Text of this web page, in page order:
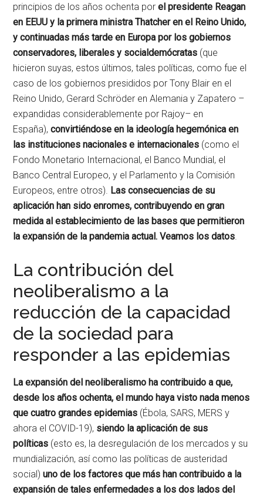
principios de los años ochenta porel presidente Reagan
en EEUU y la primera ministra Thatcher en el Reino Unido,
y continuadas más tarde en Europa por los gobiernos
conservadores, liberales y socialdemócratas (que
hicieron suyas, estos últimos, tales políticas, como fue el
caso de los gobiernos presididos por Tony Blair en el
Reino Unido, Gerard Schröder en Alemania y Zapatero –
expandidas considerablemente por Rajoy– en
España),convirtiéndose en la ideología hegemónica en
las instituciones nacionales e internacionales (como el
Fondo Monetario Internacional, el Banco Mundial, el
Banco Central Europeo, y el Parlamento y la Comisión
Europeos, entre otros). Las consecuencias de su
aplicación han sido enromes, contribuyendo en gran
medida al establecimiento de las bases que permitieron
la expansión de la pandemia actual. Veamos los datos.
La contribución del
neoliberalismo a la
reducción de la capacidad
de la sociedad para
responder a las epidemias
La expansión del neoliberalismo ha contribuido a que,
desde los años ochenta, el mundo haya visto nada menos
que cuatro grandes epidemias (Ébola, SARS, MERS y
ahora el COVID-19), siendo la aplicación de sus
políticas (esto es, la desregulación de los mercados y su
mundialización, así como las políticas de austeridad
social)uno de los factores que más han contribuido a la
expansión de tales enfermedades a los dos lados del